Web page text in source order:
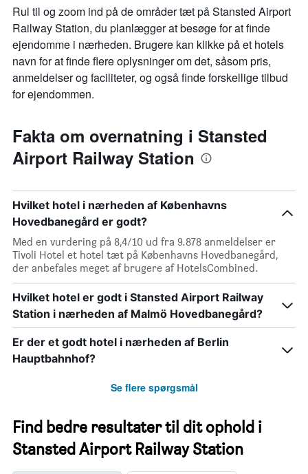
Rul til og zoom ind på de områder tæt på Stansted Airport
Railway Station, du planlægger at besøge for at finde
ejendomme i nærheden. Brugere kan klikke på et hotels
navn for at finde flere oplysninger om det, såsom pris,
anmeldelser og faciliteter, og også finde forskellige tilbud
for ejendommen.
Fakta om overnatning i Stansted
Airport Railway Station
Hvilket hotel i nærheden af Københavns
Hovedbanegård er godt?
Med en vurdering på 8,4/10 ud fra 9.878 anmeldelser er
Tivoli Hotel et hotel tæt på Københavns Hovedbanegård,
der anbefales meget af brugere af HotelsCombined.
Hvilket hotel er godt i Stansted Airport Railway
Station i nærheden af Malmö Hovedbanegård?
Er der et godt hotel i nærheden af Berlin
Hauptbahnhof?
Se flere spørgsmål
Find bedre resultater til dit ophold i
Stansted Airport Railway Station